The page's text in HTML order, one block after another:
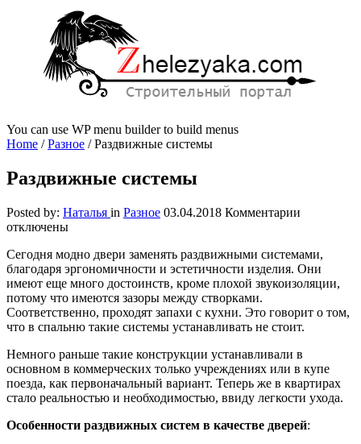
You can use WP menu builder to build menus
Home /Разное /Раздвижные системы
Раздвижные системы
Posted by: Наталья in Разное 03.04.2018 Комментарии
системы
отключены
Сегодня модно двери заменять раздвижными системами,
благодаря эргономичности и эстетичности изделия. Они
имеют еще много достоинств, кроме плохой звукоизоляции,
потому что имеются зазоры между створками.
Соответственно, проходят запахи с кухни. Это говорит о том,
что в спальню такие системы устанавливать не стоит.
Немного раньше такие конструкции устанавливали в
основном в коммерческих только учреждениях или в купе
поезда, как первоначальный вариант. Теперь же в квартирах
стало реальностью и необходимостью, ввиду легкости ухода.
Особенности раздвижных систем в качестве дверей: